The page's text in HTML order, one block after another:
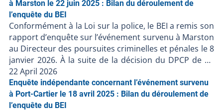
à Marston le 22 juin 2025 : Bilan du déroulement de
l’enquête du BEI
Conformément à la Loi sur la police, le BEI a remis son
rapport d’enquête sur l’événement survenu à Marston
au Directeur des poursuites criminelles et pénales le 8
janvier 2026. À la suite de la décision du DPCP de ne
pas porter d’accusation contre les policiers impliqués,
et en l’absence de faits nouveaux, le BEI clôt le dossier
BEI-250623-001. Résumé de l’événement Le 22 juin
2025, une personne est décédée lors d'une
22 April 2026
Enquête indépendante concernant l’événement survenu
à Port-Cartier le 18 avril 2025 : Bilan du déroulement de
l’enquête du BEI